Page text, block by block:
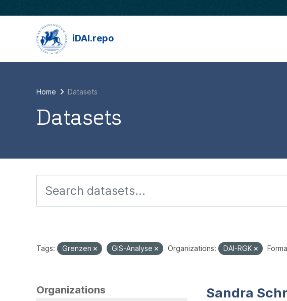
iDAI.repo
Home Datasets
Datasets
Tags: Grenzen GIS-Analyse Organizations: DAI-RGK
Organizations
Sandra